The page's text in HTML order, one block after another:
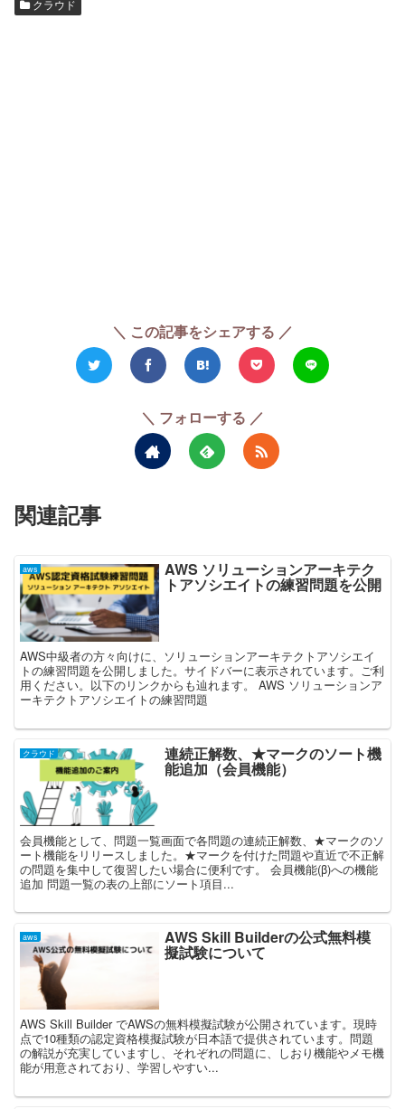
クラウド
＼ この記事をシェアする ／
＼ フォローする ／
関連記事
aws AWS ソリューションアーキテク
トアソシエイトの練習問題を公開
AWS中級者の方々向けに、ソリューションアーキテクトアソシエイ
トの練習問題を公開しました。サイドバーに表示されています。ご利
用ください。以下のリンクからも辿れます。 AWS ソリューションア
ーキテクトアソシエイトの練習問題
クラウド 連続正解数、★マークのソート機
能追加（会員機能）
会員機能として、問題一覧画面で各問題の連続正解数、★マークのソ
ート機能をリリースしました。★マークを付けた問題や直近で不正解
の問題を集中して復習したい場合に便利です。 会員機能(β)への機能
追加 問題一覧の表の上部にソート項目...
aws AWS Skill Builderの公式無料模
擬試験について
AWS Skill Builder でAWSの無料模擬試験が公開されています。現時
点で10種類の認定資格模擬試験が日本語で提供されています。問題
の解説が充実していますし、それぞれの問題に、しおり機能やメモ機
能が用意されており、学習しやすい...